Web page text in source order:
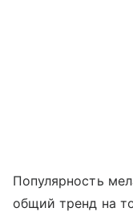
Популярность
общий тренд на